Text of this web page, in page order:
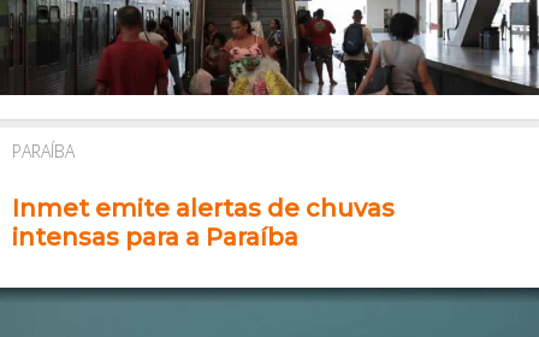
PARAÍBA
Inmet emite alertas de chuvas
intensas para a Paraíba